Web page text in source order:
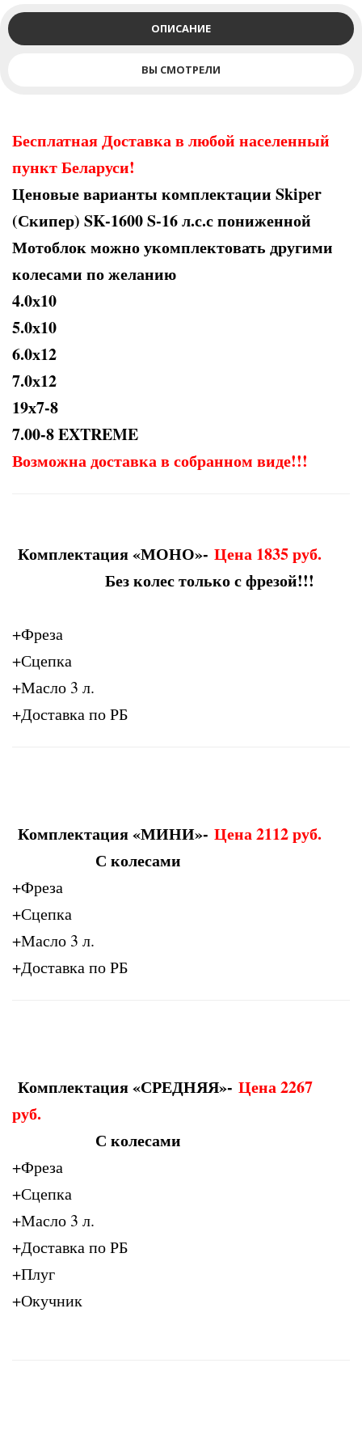
ОПИСАНИЕ
ВЫ СМОТРЕЛИ
Бесплатная Доставка в любой населенный
пункт Беларуси!
Ценовые варианты комплектации Skiper
(Скипер) SK-1600 S-16 л.с.с пониженной
Мотоблок можно укомплектовать другими
колесами по желанию
4.0х10
5.0х10
6.0х12
7.0х12
19х7-8
7.00-8 EXTREME
Возможна доставка в собранном виде!!!
Комплектация «МОНО»- Цена 1835 руб.
Без колес только с фрезой!!!
+Фреза
+Сцепка
+Масло 3 л.
+Доставка по РБ
Комплектация «МИНИ»- Цена 2112 руб.
С колесами
+Фреза
+Сцепка
+Масло 3 л.
+Доставка по РБ
Комплектация «СРЕДНЯЯ»- Цена 2267
руб.
С колесами
+Фреза
+Сцепка
+Масло 3 л.
+Доставка по РБ
+Плуг
+Окучник